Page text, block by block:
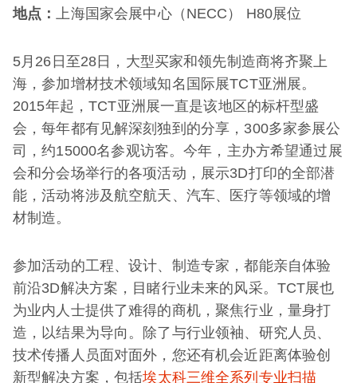
地点：上海国家会展中心（NECC） H80展位
5月26日至28日，大型买家和领先制造商将齐聚上
海，参加增材技术领域知名国际展TCT亚洲展。
2015年起，TCT亚洲展一直是该地区的标杆型盛
会，每年都有见解深刻独到的分享，300多家参展公
司，约15000名参观访客。今年，主办方希望通过展
会和分会场举行的各项活动，展示3D打印的全部潜
能，活动将涉及航空航天、汽车、医疗等领域的增
材制造。
参加活动的工程、设计、制造专家，都能亲自体验
前沿3D解决方案，目睹行业未来的风采。TCT展也
为业内人士提供了难得的商机，聚焦行业，量身打
造，以结果为导向。除了与行业领袖、研究人员、
技术传播人员面对面外，您还有机会近距离体验创
新型解决方案，包括埃太科三维全系列专业扫描